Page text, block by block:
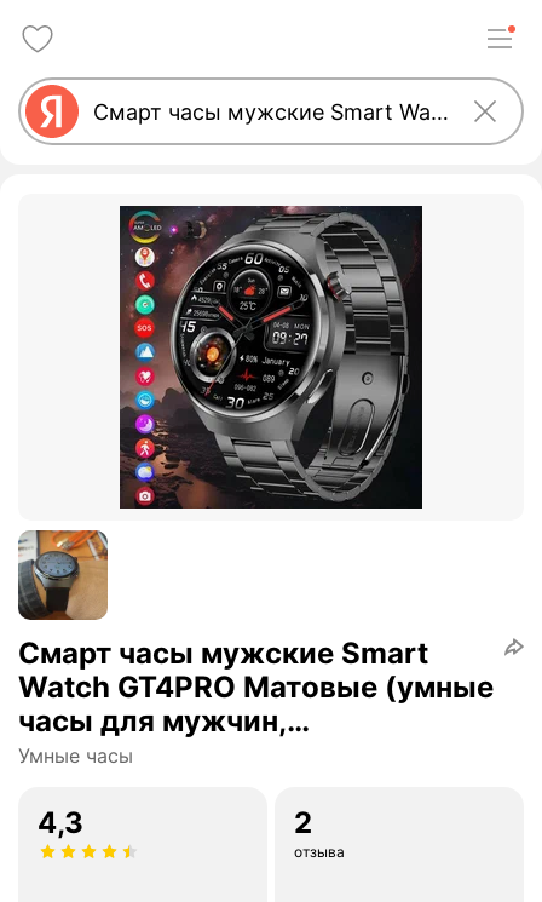
Cмарт часы мужские Smart
Watch GT4PRO Матовые (умные
часы для мужчин,
кардиобраслет, пульсометр,
Умные часы
4,3 2
отзыва